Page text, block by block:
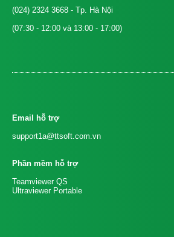
(024) 2324 3668 - Tp. Hà Nội
(07:30 - 12:00 và 13:00 - 17:00)
Email hỗ trợ
support1a@ttsoft.com.vn
Phần mềm hỗ trợ
Teamviewer QS
Ultraviewer Portable